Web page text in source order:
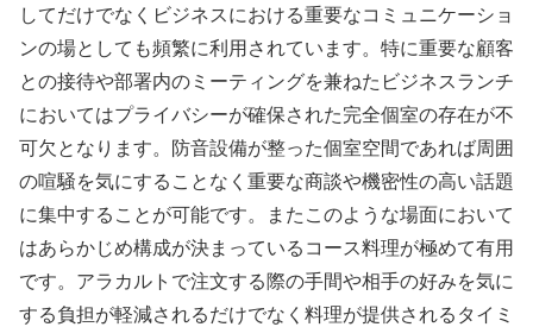
してだけでなくビジネスにおける重要なコミュニケーショ
ンの場としても頻繁に利用されています。特に重要な顧客
との接待や部署内のミーティングを兼ねたビジネスランチ
においてはプライバシーが確保された完全個室の存在が不
可欠となります。防音設備が整った個室空間であれば周囲
の喧騒を気にすることなく重要な商談や機密性の高い話題
に集中することが可能です。またこのような場面において
はあらかじめ構成が決まっているコース料理が極めて有用
です。アラカルトで注文する際の手間や相手の好みを気に
する負担が軽減されるだけでなく料理が提供されるタイミ